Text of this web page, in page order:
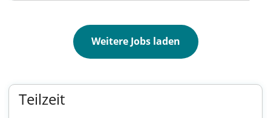
Weitere Jobs laden
Teilzeit